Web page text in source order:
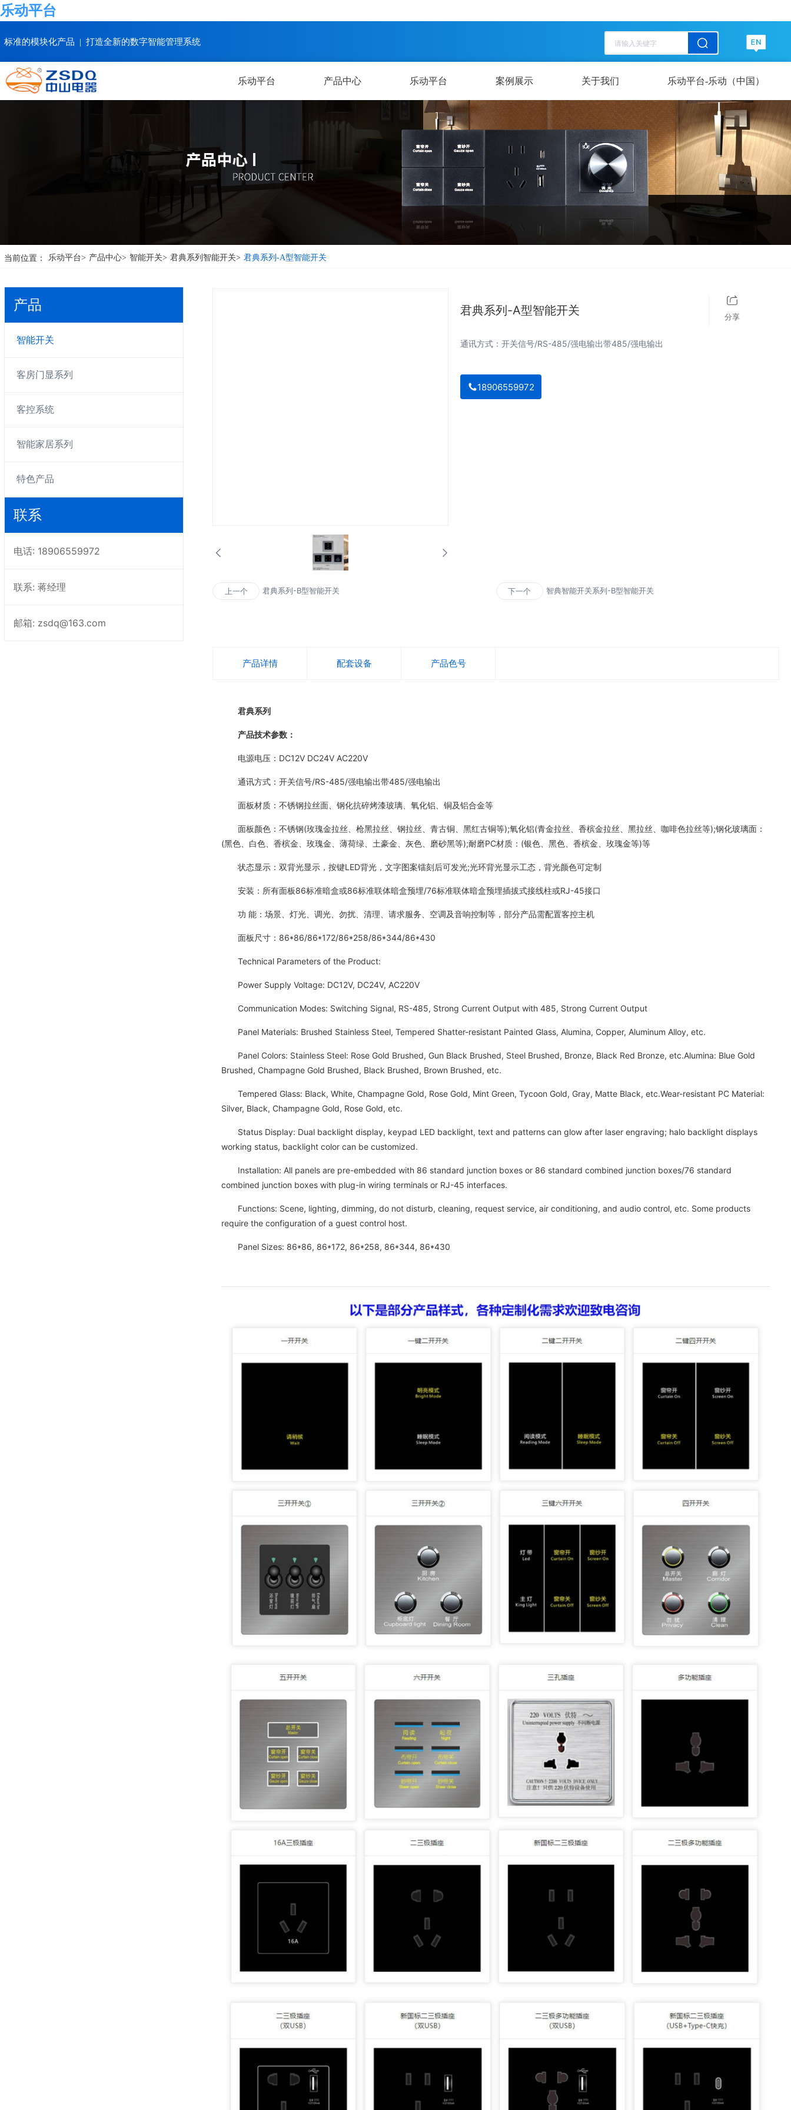
乐动平台
标准的模块化产品 | 打造全新的数字智能管理系统
清空记录
清空记录
乐动平台 产品中心 乐动平台 案例展示 关于我们 乐动平台-乐动（中国）
当前位置： 乐动平台> 产品中心> 智能开关> 君典系列智能开关> 君典系列-A型智能开关
产品
智能开关
客房门显系列
客控系统
智能家居系列
特色产品
联系
电话: 18906559972
联系: 蒋经理
邮箱: zsdq@163.com
君典系列-A型智能开关 分享
通讯方式：开关信号/RS-485/强电输出带485/强电输出
18906559972
上一个 君典系列-B型智能开关 下一个 智典智能开关系列-B型智能开关
产品详情 配套设备 产品色号
君典系列
产品技术参数：
电源电压：DC12V DC24V AC220V
通讯方式：开关信号/RS-485/强电输出带485/强电输出
面板材质：不锈钢拉丝面、钢化抗碎烤漆玻璃、氧化铝、铜及铝合金等
面板颜色：不锈钢(玫瑰金拉丝、枪黑拉丝、钢拉丝、青古铜、黑红古铜等);氧化铝(青金拉丝、香槟金拉丝、黑拉丝、咖啡色拉丝等);钢化玻璃面：
(黑色、白色、香槟金、玫瑰金、薄荷绿、土豪金、灰色、磨砂黑等);耐磨PC材质：(银色、黑色、香槟金、玫瑰金等)等
状态显示：双背光显示，按键LED背光，文字图案镭刻后可发光;光环背光显示工态，背光颜色可定制
安装：所有面板86标准暗盒或86标准联体暗盒预埋/76标准联体暗盒预埋插拔式接线柱或RJ-45接口
功 能：场景、灯光、调光、勿扰、清理、请求服务、空调及音响控制等，部分产品需配置客控主机
面板尺寸：86*86/86*172/86*258/86*344/86*430
Technical Parameters of the Product:
Power Supply Voltage: DC12V, DC24V, AC220V
Communication Modes: Switching Signal, RS-485, Strong Current Output with 485, Strong Current Output
Panel Materials: Brushed Stainless Steel, Tempered Shatter-resistant Painted Glass, Alumina, Copper, Aluminum Alloy, etc.
Panel Colors: Stainless Steel: Rose Gold Brushed, Gun Black Brushed, Steel Brushed, Bronze, Black Red Bronze, etc.Alumina: Blue Gold
Brushed, Champagne Gold Brushed, Black Brushed, Brown Brushed, etc.
Tempered Glass: Black, White, Champagne Gold, Rose Gold, Mint Green, Tycoon Gold, Gray, Matte Black, etc.Wear-resistant PC Material:
Silver, Black, Champagne Gold, Rose Gold, etc.
Status Display: Dual backlight display, keypad LED backlight, text and patterns can glow after laser engraving; halo backlight displays
working status, backlight color can be customized.
Installation: All panels are pre-embedded with 86 standard junction boxes or 86 standard combined junction boxes/76 standard
combined junction boxes with plug-in wiring terminals or RJ-45 interfaces.
Functions: Scene, lighting, dimming, do not disturb, cleaning, request service, air conditioning, and audio control, etc. Some products
require the configuration of a guest control host.
Panel Sizes: 86*86, 86*172, 86*258, 86*344, 86*430